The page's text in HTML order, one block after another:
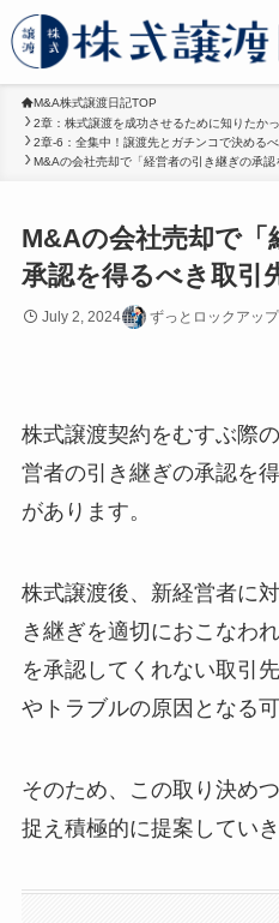
M&A株式譲渡日記TOP
2章：株式譲渡を成功させるために知りたか
2章-6：全集中！譲渡先とガチンコで決める
M&Aの会社売却で「経営者の引き継ぎの承
M&Aの会社売却で「
承認を得るべき取引
July 2, 2024 ずっとロックアッ
株式譲渡契約をむすぶ際
営者の引き継ぎの承認を
があります。
株式譲渡後、新経営者に
き継ぎを適切におこなわ
を承認してくれない取引
やトラブルの原因となる
そのため、この取り決め
捉え積極的に提案していき